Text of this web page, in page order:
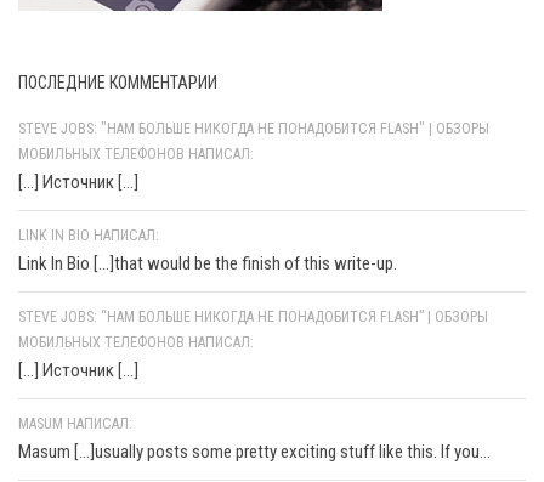
ПОСЛЕДНИЕ КОММЕНТАРИИ
STEVE JOBS: "НАМ БОЛЬШЕ НИКОГДА НЕ ПОНАДОБИТСЯ FLASH" | ОБЗОРЫ
МОБИЛЬНЫХ ТЕЛЕФОНОВ НАПИСАЛ:
[…] Источник […]
LINK IN BIO НАПИСАЛ:
Link In Bio [...]that would be the finish of this write-up.
STEVE JOBS: “НАМ БОЛЬШЕ НИКОГДА НЕ ПОНАДОБИТСЯ FLASH” | ОБЗОРЫ
МОБИЛЬНЫХ ТЕЛЕФОНОВ НАПИСАЛ:
[…] Источник […]
MASUM НАПИСАЛ:
Masum [...]usually posts some pretty exciting stuff like this. If you...